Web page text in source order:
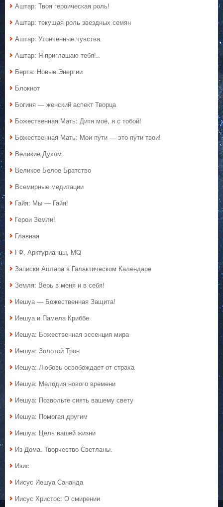
Аштар: Твоя героическая роль!
Аштар: текущая роль звездных семян
Аштар: Утончённые чувства
Аштар: Я приглашаю тебя!..
Берта: Новые Энергии
Блокнот
Богиня — женский аспект Творца
Божественная Мать: Дитя моё, я с тобой!
Божественная Мать: Мои пути — это пути твои!
Великие Духом
Великое Белое Братство
Всемирные медитации
Гайя: Мы — Гайя!
Герои Земли!
Главная
ГФ, Арктурианцы, MQ
Записки Аштара в Галактическом Календаре
Земля: Верь в меня и в себя!
Иешуа — Божественная Защита!
Иешуа и Памела Криббе
Иешуа: Божественная эссенция мира
Иешуа: Золотой Трон
Иешуа: Любовь освобождает от страха
Иешуа: Мелодия нового времени
Иешуа: Позвольте сиять вашему свету
Иешуа: Помогая другим
Иешуа: Цель вашей жизни
Из Дома. Творчество Светланы.
Изис
Иисус Иешуа Сананда
Иисус Христос: О смирении